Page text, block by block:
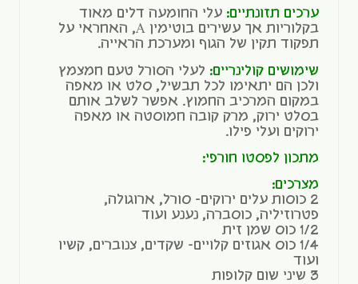
ערכים תזונתיים: עלי החומעה דלים מאוד
בקלוריות אך עשירים בוטימין A, האחראי על
תפקוד תקין של הגוף ומערכת הראייה.
שימושים קולינריים: לעלי הסורל טעם חמצמץ
ולכן הם יתאימו לכל תבשיל, סלט או מאפה
במקום המרכיב החמוץ. אפשר לשלב אותם
בסלט ירוק, מרק קובה חמוסטה או מאפה
ירוקים ועלי פילו.
מתכון לפסטו חורפי:
מצרכים:
2 כוסות עלים ירוקים- סורל, ארוגולה,
פטרוזיליה, כוסברה, נענע ועוד
1/2 כוס שמן זית
1/4 כוס אגוזים קלויים- שקדים, צנוברים, קשיו
ועוד
3 שיני שום קלופות